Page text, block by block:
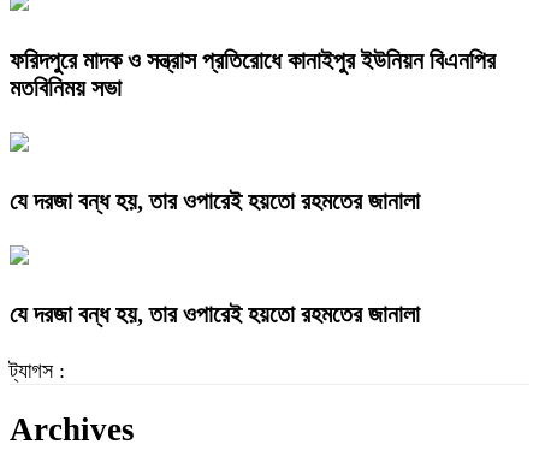
ফরিদপুরে মাদক ও সন্ত্রাস প্রতিরোধে কানাইপুর ইউনিয়ন বিএনপির
মতবিনিময় সভা
যে দরজা বন্ধ হয়, তার ওপারেই হয়তো রহমতের জানালা
যে দরজা বন্ধ হয়, তার ওপারেই হয়তো রহমতের জানালা
ট্যাগস :
Archives